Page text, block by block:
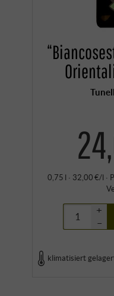
0,75 l · 32,00 €/l ·
+
–
klimatisiert